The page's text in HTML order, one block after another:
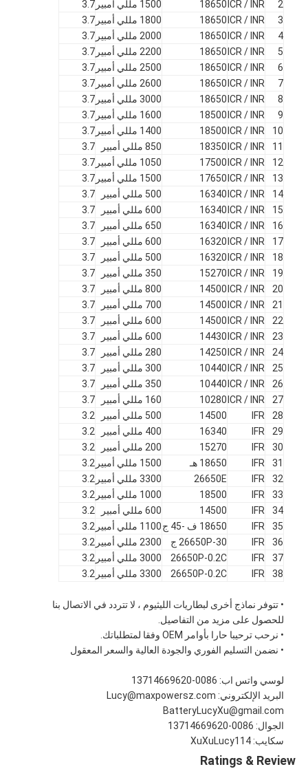
بطارية الليثيوم الأساسية
بطارية السيارة الهجين
2
ICR / INR
18650 1500 مللي أمبير
3.7
3
ICR / INR
18650 1800 مللي أمبير
3.7
4
ICR / INR
18650 2000 مللي أمبير
3.7
5
ICR / INR
18650 2200 مللي أمبير
3.7
6
ICR / INR
18650 2500 مللي أمبير
3.7
7
ICR / INR
18650 2600 مللي أمبير
3.7
8
ICR / INR
18650 3000 مللي أمبير
3.7
9
ICR / INR
18500 1600 مللي أمبير
3.7
10
ICR / INR
18500 1400 مللي أمبير
3.7
11
ICR / INR
18350 850 مللي أمبير
3.7
12
ICR / INR
17500 1050 مللي أمبير
3.7
13
ICR / INR
17650 1500 مللي أمبير
3.7
14
ICR / INR
16340 500 مللي أمبير
3.7
15
ICR / INR
16340 600 مللي أمبير
3.7
16
ICR / INR
16340 650 مللي أمبير
3.7
17
ICR / INR
16320 600 مللي أمبير
3.7
18
ICR / INR
16320 500 مللي أمبير
3.7
19
ICR / INR
15270 350 مللي أمبير
3.7
20
ICR / INR
14500 800 مللي أمبير
3.7
21
ICR / INR
14500 700 مللي أمبير
3.7
22
ICR / INR
14500 600 مللي أمبير
3.7
23
ICR / INR
14430 600 مللي أمبير
3.7
24
ICR / INR
14250 280 مللي أمبير
3.7
25
ICR / INR
10440 300 مللي أمبير
3.7
26
ICR / INR
10440 350 مللي أمبير
3.7
27
ICR / INR
10280 160 مللي أمبير
3.7
28
IFR
14500 500 مللي أمبير
3.2
29
IFR
16340 400 مللي أمبير
3.2
30
IFR
15270 200 مللي أمبير
3.2
31
IFR 18650 هـ 1500 مللي أمبير
3.2
32
IFR
26650E 3300 مللي أمبير
3.2
33
IFR
18500 1000 مللي أمبير
3.2
34
IFR
14500 600 مللي أمبير
3.2
35
IFR 18650 ف -45 ج 1100 مللي أمبير
3.2
36
IFR 26650P-30 ج 2300 مللي أمبير
3.2
37
IFR
26650P-0.2C 3000 مللي أمبير
3.2
38
IFR
26650P-0.2C 3300 مللي أمبير 3.2
• تتوفر نماذج أخرى لبطاريات الليثيوم ، لا تتردد في الاتصال بنا
للحصول على مزيد من التفاصيل.
• نرحب ترحيبا حارا بأوامر OEM وفقا لمتطلباتك.
• نضمن التسليم الفوري والجودة العالية والسعر المعقول
لوسي واتس اب: 0086-13714669620
البريد الإلكتروني: Lucy@maxpowersz.com
BatteryLucyXu@gmail.com
الجوال: 0086-13714669620
سكايب: XuXuLucy114
Ratings & Review